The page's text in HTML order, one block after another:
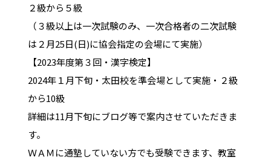
２級から５級
（３級以上は一次試験のみ、一次合格者の二次試験
は２月25日(日)に協会指定の会場にて実施）
【2023年度第３回・漢字検定】
2024年１月下旬・太田校を準会場として実施・２級
から10級
詳細は11月下旬にブログ等で案内させていただきま
す。
ＷＡＭに通塾していない方でも受験できます、教室